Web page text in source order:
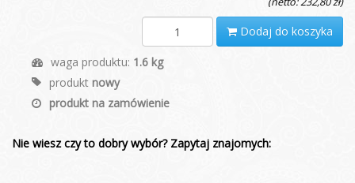
Dodaj do koszyka
waga produktu: 1.6 kg
produkt nowy
produkt na zamówienie
Nie wiesz czy to dobry wybór? Zapytaj znajomych: